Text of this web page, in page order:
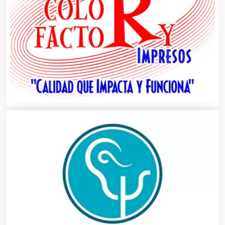
Automatización
Automóviles Nuevos y Usados
Autopartes Eléctricas
Balnearios
Bancos